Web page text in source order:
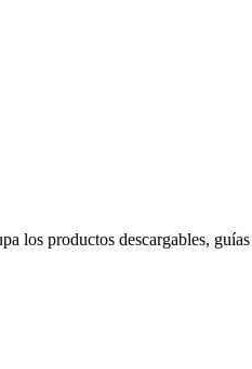
los productos descargables,